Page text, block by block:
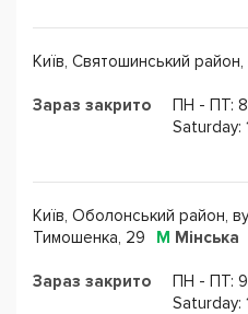
мовне середовище;
Використання онлайн-
занять і домашніх
Домашня робота
Goeng і Talkative-U для
Київ, Святошинський
Зараз закрито
ПН - ПТ:
Saturday:
Київ, Оболонський район,
Тимошенка, 29
М Мінська
Зараз закрито
ПН - ПТ:
Saturday: